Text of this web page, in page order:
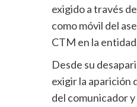
exigido a través
como móvil del
CTM en la
Desde su
exigir la aparición
del comunicador